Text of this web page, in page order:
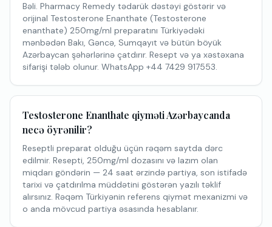
Bəli. Pharmacy Remedy tədarük dəstəyi göstərir və
orijinal Testosterone Enanthate (Testosterone
enanthate) 250mg/ml preparatını Türkiyədəki
mənbədən Bakı, Gəncə, Sumqayıt və bütün böyük
Azərbaycan şəhərlərinə çatdırır. Resept və ya xəstəxana
sifarişi tələb olunur. WhatsApp +44 7429 917553.
Testosterone Enanthate qiyməti Azərbaycanda
necə öyrənilir?
Reseptli preparat olduğu üçün rəqəm saytda dərc
edilmir. Resepti, 250mg/ml dozasını və lazım olan
miqdarı göndərin — 24 saat ərzində partiya, son istifadə
tarixi və çatdırılma müddətini göstərən yazılı təklif
alırsınız. Rəqəm Türkiyənin referens qiymət mexanizmi və
o anda mövcud partiya əsasında hesablanır.